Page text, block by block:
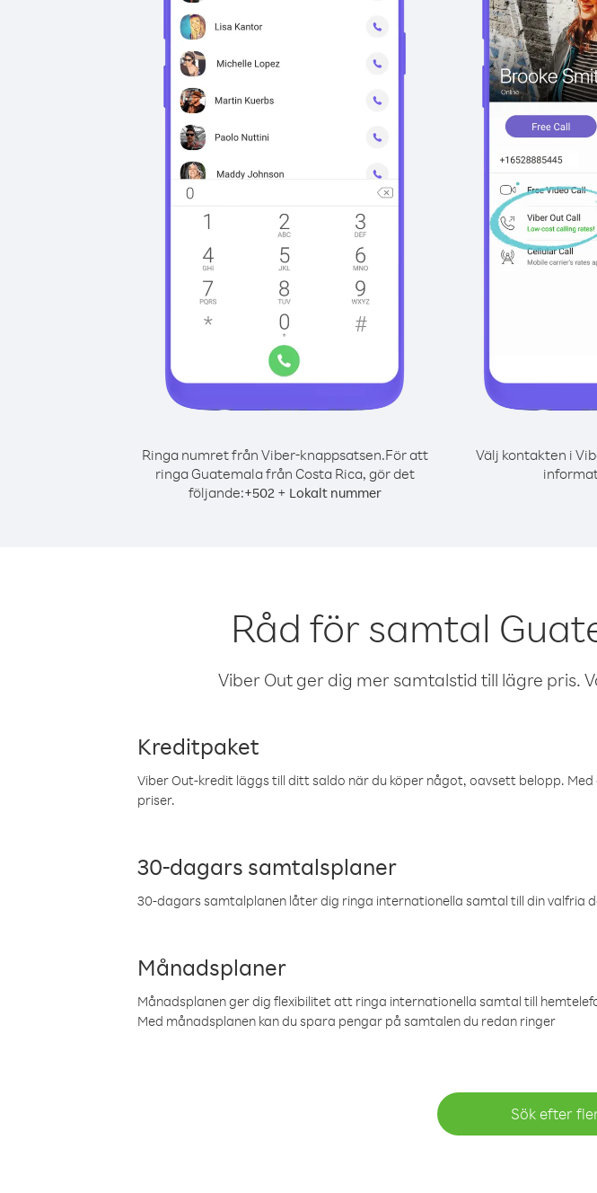
Ringa numret från Viber-knappsatsen.För att
ringa Guatemala från Costa Rica, gör det
följande:+502+ Lokalt nummer
Välj kontakten i
Råd för samtal
Viber Out ger dig mer samtalstid till lägre pris.
Kreditpaket
Viber Out-kredit läggs till ditt saldo när du köper något, oavsett belopp.
priser.
30-dagars samtalsplaner
30-dagars samtalplanen låter dig ringa internationella samtal till din valfria
Månadsplaner
Månadsplanen ger dig flexibilitet att ringa internationella samtal till
Med månadsplanen kan du spara pengar på samtalen du redan ringer
Sök efter